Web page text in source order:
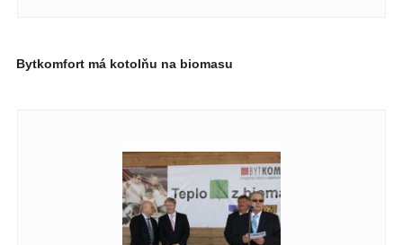
Bytkomfort má kotolňu na biomasu